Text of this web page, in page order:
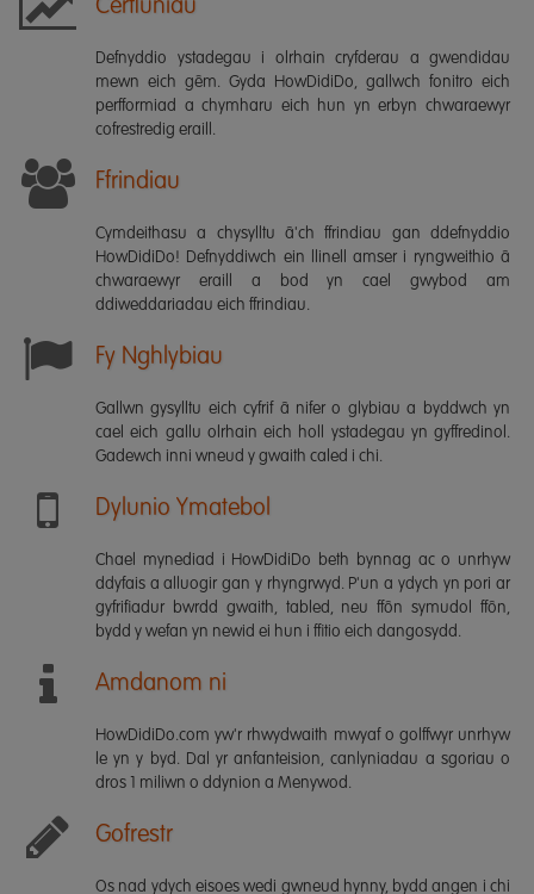
Cerfluniau
Defnyddio ystadegau i olrhain cryfderau a gwendidau
mewn eich gêm. Gyda HowDidiDo, gallwch fonitro eich
perfformiad a chymharu eich hun yn erbyn chwaraewyr
cofrestredig eraill.
Ffrindiau
Cymdeithasu a chysylltu â'ch ffrindiau gan ddefnyddio
HowDidiDo! Defnyddiwch ein llinell amser i ryngweithio â
chwaraewyr eraill a bod yn cael gwybod am
ddiweddariadau eich ffrindiau.
Fy Nghlybiau
Gallwn gysylltu eich cyfrif â nifer o glybiau a byddwch yn
cael eich gallu olrhain eich holl ystadegau yn gyffredinol.
Gadewch inni wneud y gwaith caled i chi.
Dylunio Ymatebol
Chael mynediad i HowDidiDo beth bynnag ac o unrhyw
ddyfais a alluogir gan y rhyngrwyd. P'un a ydych yn pori ar
gyfrifiadur bwrdd gwaith, tabled, neu ffôn symudol ffôn,
bydd y wefan yn newid ei hun i ffitio eich dangosydd.
Amdanom ni
HowDidiDo.com yw'r rhwydwaith mwyaf o golffwyr unrhyw
le yn y byd. Dal yr anfanteision, canlyniadau a sgoriau o
dros 1 miliwn o ddynion a Menywod.
Gofrestr
Os nad ydych eisoes wedi gwneud hynny, bydd angen i chi